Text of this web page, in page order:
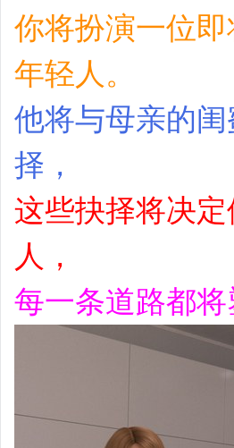
你将扮演一位
年轻人。
他将与母亲的
择，
这些抉择将决
人，
每一条道路都